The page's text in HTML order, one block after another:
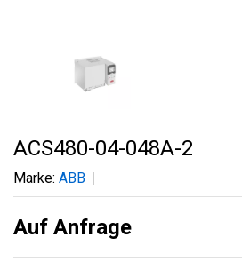
ACS480-04-048A-2
Marke: ABB
Auf Anfrage